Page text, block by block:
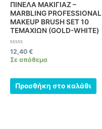
ΠΙΝΕΛΑ ΜΑΚΙΓΙΑΖ –
MARBLING PROFESSIONAL
MAKEUP BRUSH SET 10
ΤΕΜΑΧΙΩΝ (GOLD-WHITE)
Βαθμολογήθηκε
με
0
12,40 €
Σε απόθεμα
Προσθήκη στο καλάθι